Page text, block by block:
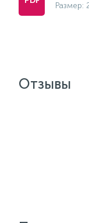
Размер:
Отзывы